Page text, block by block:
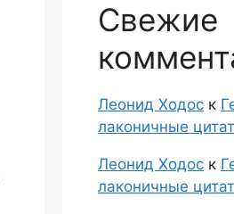
Свежие
Леонид Ходос к
лаконичные
Леонид Ходос к
лаконичные